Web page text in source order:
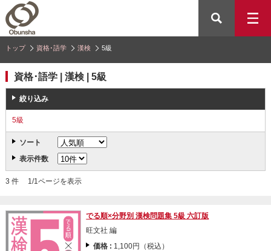
トップ 資格･語学 漢検 5級
資格･語学 | 漢検 | 5級
絞り込み
5級
ソート
表示件数
3 件 1/1ページを表示
でる順×分野別 漢検問題集 5級 六訂版
旺文社 編
価格 : 1,100円（税込）